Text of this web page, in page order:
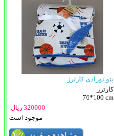
پتو نوزادی کارترز
کارترز
76*100 cm
320000 ریال
موجود است